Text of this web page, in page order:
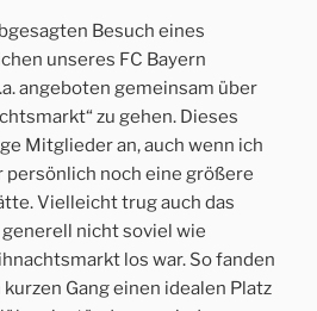
Besuch eines
unseres FC Bayern
angeboten gemeinsam über
zu gehen. Dieses
Mitglieder an, auch wenn ich
persönlich noch eine größere
Vielleicht trug auch das
nicht soviel wie
los war. So fanden
Gang einen idealen Platz